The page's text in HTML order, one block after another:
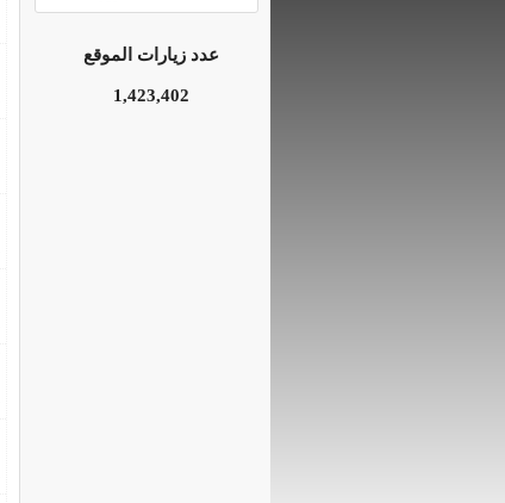
عدد زيارات الموقع
1,423,402